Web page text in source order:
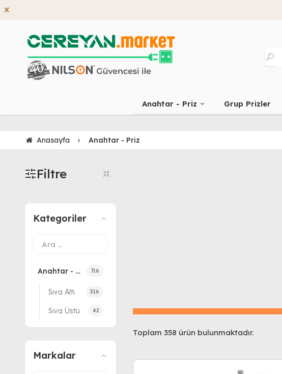
Anahtar - Priz Grup Prizler
Anasayfa Anahtar - Priz
Filtre
Kategoriler
Anahtar - Priz 716
Sıva Altı 316
Sıva Üstü 42
Markalar
Toplam 358 ürün bulunmaktadır.